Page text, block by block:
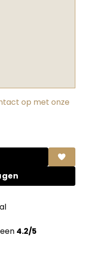
op met onze
Microdot + folie
4.2/5